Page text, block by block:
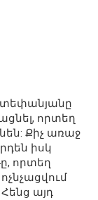
որտեղ
Քիչ առաջ
իսկ
որտեղ
այդ